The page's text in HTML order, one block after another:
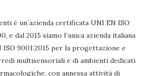
è un´azienda certificata UNI EN ISO
e dal 2015 siamo l´unica azienda italiana
9001:2015 per la progettazione e
multisensoriali e di ambienti dedicati
con annessa attività di